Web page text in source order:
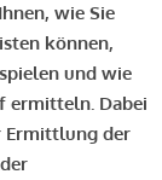
wie Sie
können,
und wie
ermitteln. Dabei
Ermittlung der